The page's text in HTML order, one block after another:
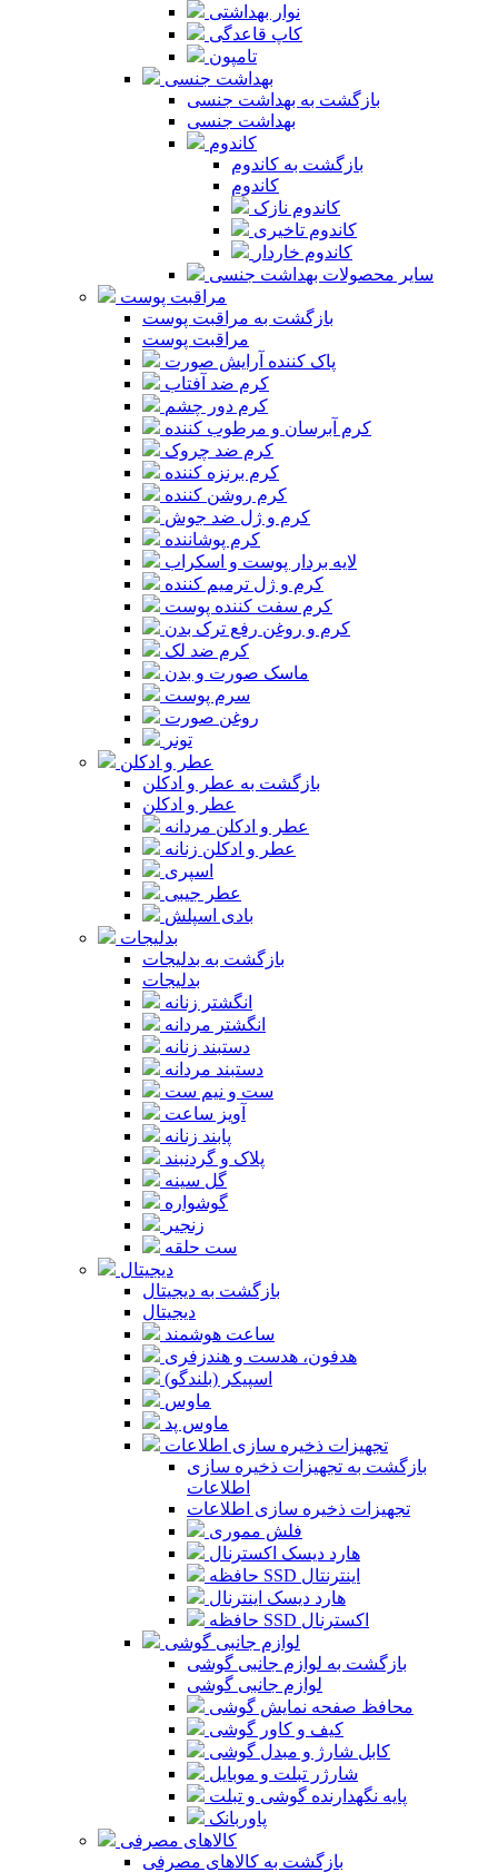
نوار بهداشتی
کاپ قاعدگی
تامپون
بهداشت جنسی
بازگشت به بهداشت جنسی
بهداشت جنسی
کاندوم
بازگشت به کاندوم
کاندوم
کاندوم نازک
کاندوم تاخیری
کاندوم خاردار
سایر محصولات بهداشت جنسی
مراقبت پوست
بازگشت به مراقبت پوست
مراقبت پوست
پاک کننده آرایش صورت
کرم ضد آفتاب
کرم دور چشم
کرم آبرسان و مرطوب کننده
کرم ضد چروک
کرم برنزه کننده
کرم روشن کننده
کرم و ژل ضد جوش
کرم پوشاننده
لایه بردار پوست و اسکراب
کرم و ژل ترمیم کننده
کرم سفت کننده پوست
کرم و روغن رفع ترک بدن
کرم ضد لک
ماسک صورت و بدن
سرم پوست
روغن صورت
تونر
عطر و ادکلن
بازگشت به عطر و ادکلن
عطر و ادکلن
عطر و ادکلن مردانه
عطر و ادکلن زنانه
اسپری
عطر جیبی
بادی اسپلش
بدلیجات
بازگشت به بدلیجات
بدلیجات
انگشتر زنانه
انگشتر مردانه
دستبند زنانه
دستبند مردانه
ست و نیم ست
آویز ساعت
پابند زنانه
پلاک و گردنبند
گل سینه
گوشواره
زنجیر
ست حلقه
دیجیتال
بازگشت به دیجیتال
دیجیتال
ساعت هوشمند
هدفون، هدست و هندزفری
اسپیکر (بلندگو)
ماوس
ماوس پد
تجهیزات ذخیره سازی اطلاعات
بازگشت به تجهیزات ذخیره سازی
اطلاعات
تجهیزات ذخیره سازی اطلاعات
فلش مموری
هارد دیسک اکسترنال
حافظه SSD اینترنتال
هارد دیسک اینترنال
حافظه SSD اکسترنال
لوازم جانبی گوشی
بازگشت به لوازم جانبی گوشی
لوازم جانبی گوشی
محافظ صفحه نمایش گوشی
کیف و کاور گوشی
کابل شارژ و مبدل گوشی
شارژر تبلت و موبایل
پایه نگهدارنده گوشی و تبلت
پاوربانک
کالاهای مصرفی
بازگشت به کالاهای مصرفی